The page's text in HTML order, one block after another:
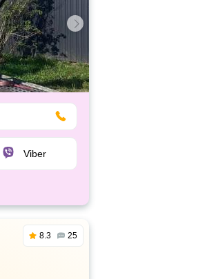
Viber
8.3 25